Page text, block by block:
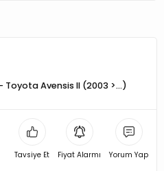
Avensis II (2003 >…)
Tavsiye Et Fiyat Alarmı Yorum Yap